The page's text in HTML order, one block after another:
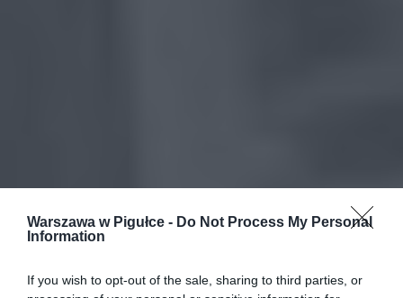
Warszawa w Pigułce - Do Not Process My Personal
Information
If you wish to opt-out of the sale, sharing to third parties, or